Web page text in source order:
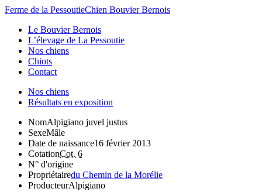
Ferme de la PessoutieChien Bouvier Bernois
Le Bouvier Bernois
L’élevage de La Pessoutie
Nos chiens
Chiots
Contact
Nos chiens
Résultats en exposition
NomAlpigiano juvel justus
SexeMâle
Date de naissance16 février 2013
CotationCot. 6
N° d'origine
Propriétairedu Chemin de la Morélie
ProducteurAlpigiano